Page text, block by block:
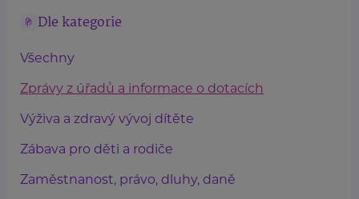
Dle kategorie
Všechny
Zprávy z úřadů a informace o dotacích
Výživa a zdravý vývoj dítěte
Zábava pro děti a rodiče
Zaměstnanost, právo, dluhy, daně